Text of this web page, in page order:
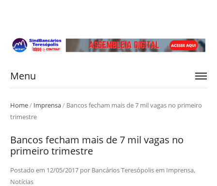
Menu
Home/ Imprensa/ Bancos fecham mais de 7 mil vagas no primeiro
trimestre
Bancos fecham mais de 7 mil vagas no
primeiro trimestre
Postado em 12/05/2017por Bancários Teresópolisem Imprensa,
Notícias